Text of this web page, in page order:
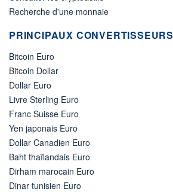
Recherche d'une monnaie
PRINCIPAUX CONVERTISSEURS
Bitcoin Euro
Bitcoin Dollar
Dollar Euro
Livre Sterling Euro
Franc Suisse Euro
Yen japonais Euro
Dollar Canadien Euro
Baht thaïlandais Euro
Dirham marocain Euro
Dinar tunisien Euro